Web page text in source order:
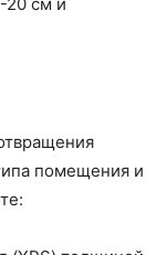
помещения и